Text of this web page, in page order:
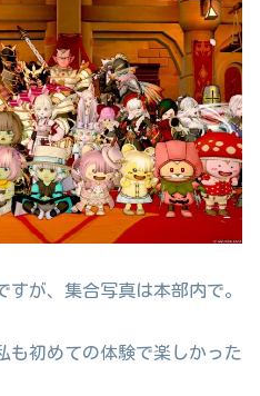
が、集合写真は本部内で。
も初めての体験で楽しかった